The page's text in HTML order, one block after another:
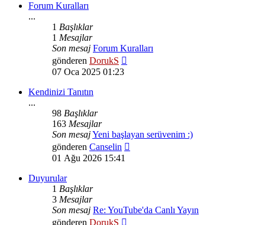
Forum Kuralları
...
1 Başlıklar
1 Mesajlar
Son mesaj Forum Kuralları
gönderen DorukS
07 Oca 2025 01:23
Kendinizi Tanıtın
...
98 Başlıklar
163 Mesajlar
Son mesajYeni başlayan serüvenim :)
gönderen Canselin
01 Ağu 2026 15:41
Duyurular
1 Başlıklar
3 Mesajlar
Son mesaj Re: YouTube'da Canlı Yayın
gönderen DorukS